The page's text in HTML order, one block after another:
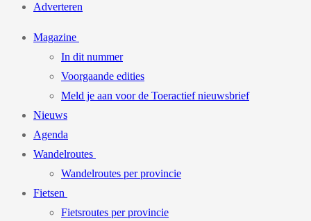
Adverteren
Magazine
In dit nummer
Voorgaande edities
Meld je aan voor de Toeractief nieuwsbrief
Nieuws
Agenda
Wandelroutes
Wandelroutes per provincie
Fietsen
Fietsroutes per provincie